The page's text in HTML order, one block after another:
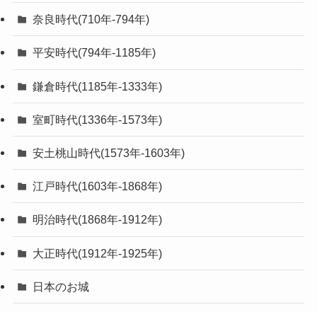
奈良時代(710年-794年)
平安時代(794年-1185年)
鎌倉時代(1185年-1333年)
室町時代(1336年-1573年)
安土桃山時代(1573年-1603年)
江戸時代(1603年-1868年)
明治時代(1868年-1912年)
大正時代(1912年-1925年)
日本のお城